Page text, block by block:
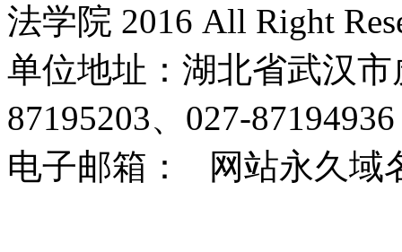
法学院 2016 All Right
单位地址：湖北省武汉
87195203、027-
电子邮箱： 网站永久域